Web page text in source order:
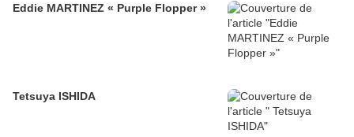
Eddie MARTINEZ « Purple Flopper »
Tetsuya ISHIDA